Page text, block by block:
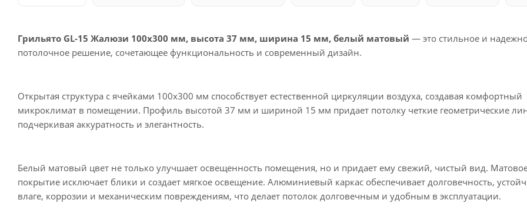
Грильято GL-15 Жалюзи 100x300 мм, высота 37 мм, ширина 15 мм, белый матовый — это стильное и
потолочное решение, сочетающее функциональность и современный дизайн.
Открытая структура с ячейками 100x300 мм способствует естественной циркуляции воздуха, создавая комфортный
микроклимат в помещении. Профиль высотой 37 мм и шириной 15 мм придает потолку четкие геометрические
подчеркивая аккуратность и элегантность.
Белый матовый цвет не только улучшает освещенность помещения, но и придает ему свежий, чистый вид.
покрытие исключает блики и создает мягкое освещение. Алюминиевый каркас обеспечивает долговечность,
влаге, коррозии и механическим повреждениям, что делает потолок долговечным и удобным в эксплуатации.